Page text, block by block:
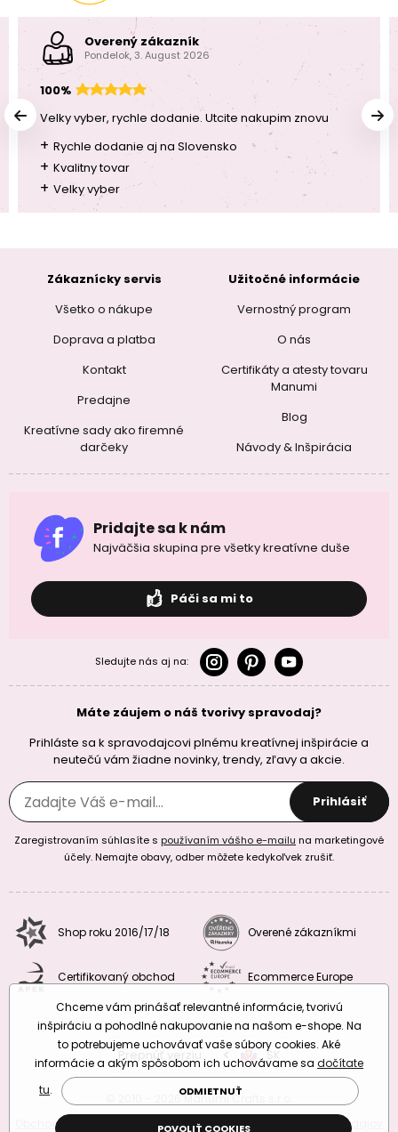
Overený zákazník
Pondelok, 3. August 2026
100%
Velky vyber, rychle dodanie. Utcite nakupim znovu
+ Rychle dodanie aj na Slovensko
+ Kvalitny tovar
+ Velky vyber
Zákaznícky servis
Všetko o nákupe
Doprava a platba
Kontakt
Predajne
Kreatívne sady ako firemné
darčeky
Užitočné informácie
Vernostný program
O nás
Certifikáty a atesty tovaru
Manumi
Blog
Návody & Inšpirácia
Pridajte sa k nám
Najväčšia skupina pre všetky kreatívne duše
Páči sa mi to
Sledujte nás aj na:
Máte záujem o náš tvorivy spravodaj?
Prihláste sa k spravodajcovi plnému kreatívnej inšpirácie a
neutečú vám žiadne novinky, trendy, zľavy a akcie.
Prihlásiť
Zaregistrovaním súhlasíte s používaním vášho e-mailu na marketingové
účely. Nemajte obavy, odber môžete kedykoľvek zrušiť.
Shop roku 2016/17/18 Overené zákazníkmi
Certifikovaný obchod Ecommerce Europe
Prepnúť verziu: CZSK
© 2010 – 2026 Manumi Crafts s.r.o.
Obchodné podmienky
Podmienky ochrany osobných údajov
Chceme vám prinášať relevantné informácie, tvorivú
inšpiráciu a pohodlné nakupovanie na našom e-shope. Na
to potrebujeme uchovávať vaše súbory cookies. Aké
informácie a akým spôsobom ich uchovávame sa dočítate
tu. ODMIETNUŤ
POVOLIŤ COOKIES